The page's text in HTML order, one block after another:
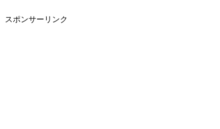
スポンサーリンク